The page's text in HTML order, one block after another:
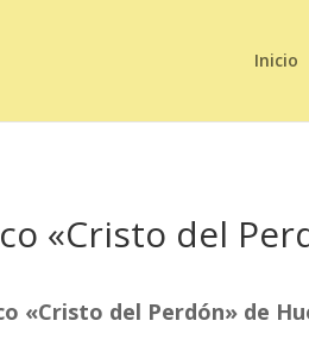
Inicio
«Cristo del
«Cristo del Perdón» de